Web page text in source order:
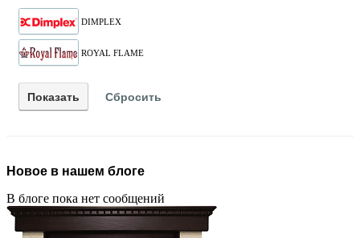
DIMPLEX
ROYAL FLAME
Новое в нашем блоге
В блоге пока нет сообщений